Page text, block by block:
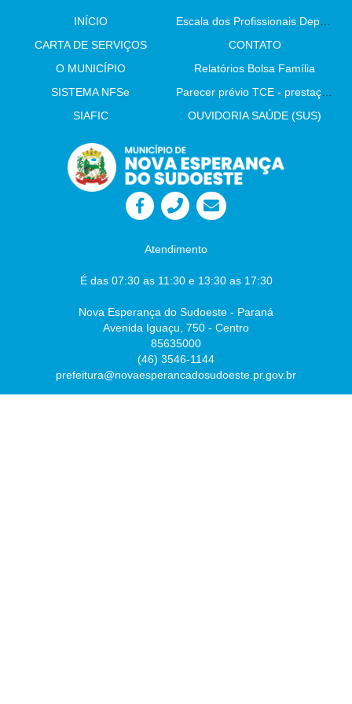
INÍCIO
Escala dos Profissionais Departamento De Saúde
CARTA DE SERVIÇOS
CONTATO
O MUNICÍPIO
Relatórios Bolsa Família
SISTEMA NFSe
Parecer prévio TCE - prestação de contas
SIAFIC
OUVIDORIA SAÚDE (SUS)
Atendimento
É das 07:30 as 11:30 e 13:30 as 17:30
Nova Esperança do Sudoeste - Paraná
Avenida Iguaçu, 750 - Centro
85635000
(46) 3546-1144
prefeitura@novaesperancadosudoeste.pr.gov.br